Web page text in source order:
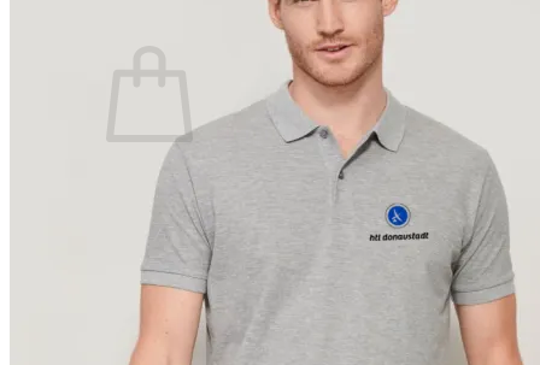
Es befinden sich keine Produkte im Warenkorb.
Zurück zum Shop
Warenkorb